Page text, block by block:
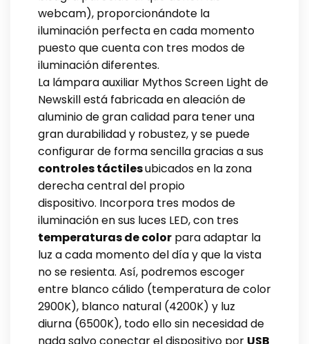
webcam), proporcionándote la
iluminación perfecta en cada momento
puesto que cuenta con tres modos de
iluminación diferentes.
La lámpara auxiliar Mythos Screen Light de
Newskill está fabricada en aleación de
aluminio de gran calidad para tener una
gran durabilidad y robustez, y se puede
configurar de forma sencilla gracias a sus
controles táctilesubicados en la zona
derecha central del propio
dispositivo. Incorpora tres modos de
iluminación en sus luces LED, con tres
temperaturas de color para adaptar la
luz a cada momento del día y que la vista
no se resienta. Así, podremos escoger
entre blanco cálido (temperatura de color
2900K), blanco natural (4200K) y luz
diurna (6500K), todo ello sin necesidad de